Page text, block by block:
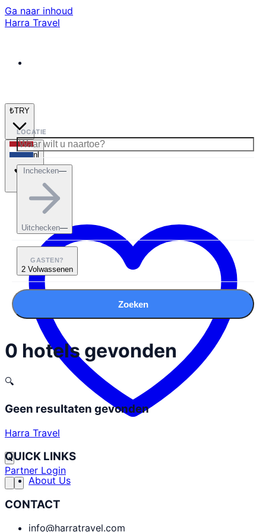
Ga naar inhoud
Harra Travel
₺TRY
nl
Partner Login
LOCATIE
Inchecken—
Uitchecken—
GASTEN?
2 Volwassenen
Zoeken
0 hotels gevonden
🔍
Geen resultaten gevonden
Harra Travel
QUICK LINKS
About Us
CONTACT
info@harratravel.com